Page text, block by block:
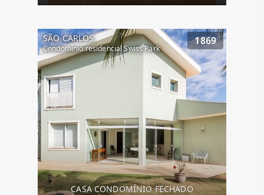
SÃO CARLOS
Condomínio residencial Swiss Park
1869
CASA CONDOMÍNIO FECHADO